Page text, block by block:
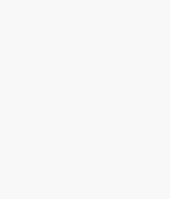
wird das
diesem Jahr von
Rahmenprogramm.
Workshops,
schaffen dabei
Mehrwert für
Der Messeboulevard